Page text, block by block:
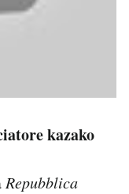
kazako
Repubblica